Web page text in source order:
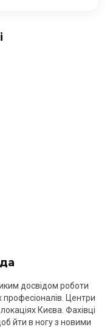
досвідом роботи
Центри
Києва. Фахівці
йти в ногу з новими